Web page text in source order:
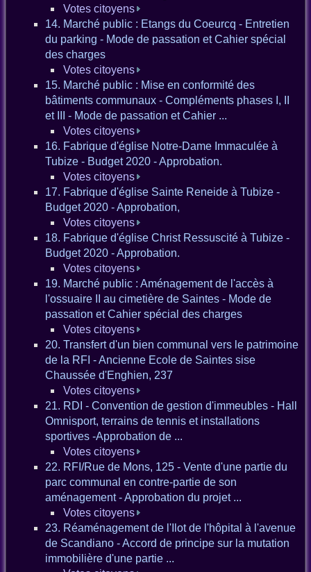
Votes citoyens
14. Marché public : Etangs du Coeurcq - Entretien
du parking - Mode de passation et Cahier spécial
des charges
Votes citoyens
15. Marché public : Mise en conformité des
bâtiments communaux - Compléments phases I, II
et III - Mode de passation et Cahier ...
Votes citoyens
16. Fabrique d'église Notre-Dame Immaculée à
Tubize - Budget 2020 - Approbation.
Votes citoyens
17. Fabrique d'église Sainte Reneide à Tubize -
Budget 2020 - Approbation,
Votes citoyens
18. Fabrique d'église Christ Ressuscité à Tubize -
Budget 2020 - Approbation.
Votes citoyens
19. Marché public : Aménagement de l'accès à
l'ossuaire II au cimetière de Saintes - Mode de
passation et Cahier spécial des charges
Votes citoyens
20. Transfert d'un bien communal vers le patrimoine
de la RFI - Ancienne Ecole de Saintes sise
Chaussée d'Enghien, 237
Votes citoyens
21. RDI - Convention de gestion d'immeubles - Hall
Omnisport, terrains de tennis et installations
sportives -Approbation de ...
Votes citoyens
22. RFI/Rue de Mons, 125 - Vente d'une partie du
parc communal en contre-partie de son
aménagement - Approbation du projet ...
Votes citoyens
23. Réaménagement de l'Ilot de l'hôpital à l'avenue
de Scandiano - Accord de principe sur la mutation
immobilière d'une partie ...